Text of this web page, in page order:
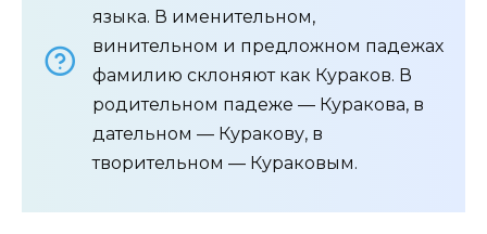
языка. В именительном,
винительном и предложном падежах
фамилию склоняют как Кураков. В
родительном падеже — Куракова, в
дательном — Куракову, в
творительном — Кураковым.